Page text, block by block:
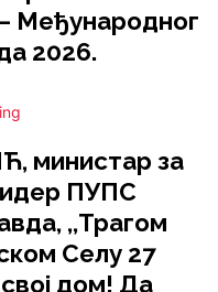
Међународног
2026.
министар за
ПУПС
,,Трагом
Селу 27
дом! Да